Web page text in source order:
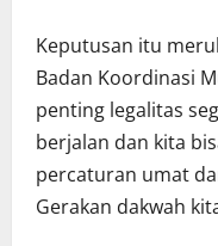
Keputusan itu
Badan Koordinasi
penting legalitas
berjalan dan kita
percaturan umat
Gerakan dakwah